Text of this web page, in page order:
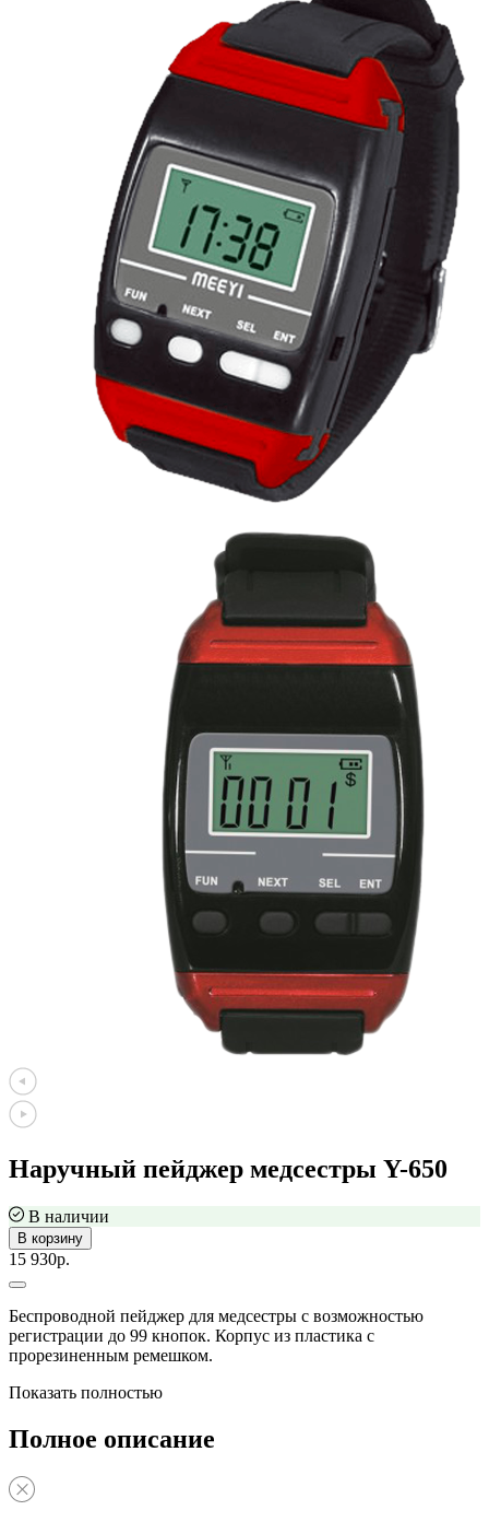
Наручный пейджер медсестры Y-650
В наличии
В корзину
15 930р.
Беспроводной пейджер для медсестры с возможностью
регистрации до 99 кнопок. Корпус из пластика с
прорезиненным ремешком.
Показать полностью
Полное описание